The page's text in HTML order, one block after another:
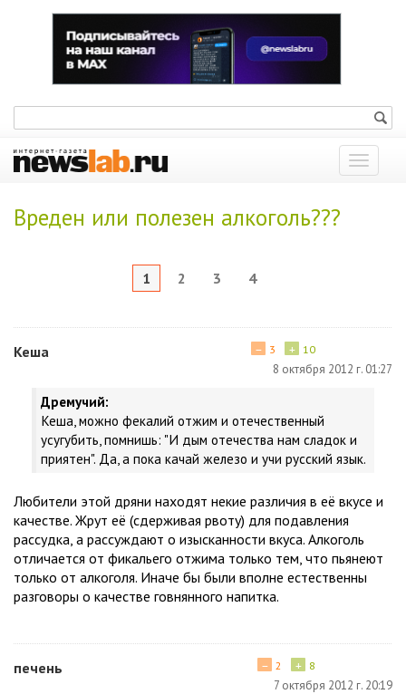
Показать
меню
Вреден или полезен алкоголь???
1 2 3 4
Кеша + 10
− 3
8 октября 2012 г. 01:27
Дремучий:
Кеша, можно фекалий отжим и отечественный
усугубить, помнишь: "И дым отечества нам сладок и
приятен". Да, а пока качай железо и учи русский язык.
Любители этой дряни находят некие различия в её вкусе и
качестве. Жрут её (сдерживая рвоту) для подавления
рассудка, а рассуждают о изысканности вкуса. Алкоголь
отличается от фикальего отжима только тем, что пьянеют
только от алкоголя. Иначе бы были вполне естественны
разговоры о качестве говнянного напитка.
печень + 8
− 2
7 октября 2012 г. 20:19